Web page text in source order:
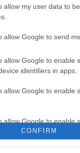
allow my user data to
allow Google to send
allow Google to enable
identifiers in apps.
allow Google to enable
allow Google to enable
allow Google to enable
CONFIRM
ces deux
Saint-George-
Sharkset